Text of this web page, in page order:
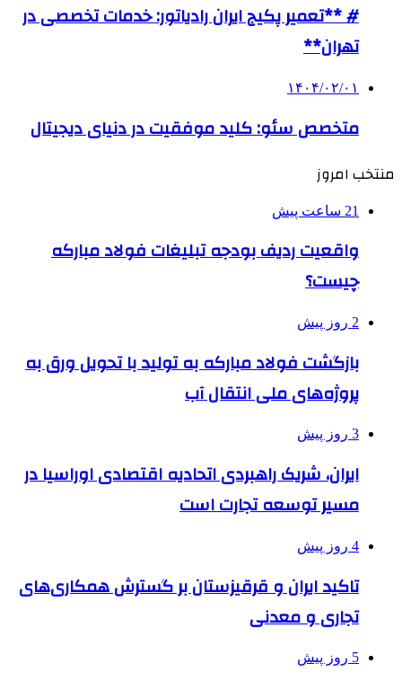
# **تعمیر پکیج ایران رادیاتور: خدمات تخصصی در
تهران**
۱۴۰۴/۰۲/۰۱
متخصص سئو: کلید موفقیت در دنیای دیجیتال
منتخب امروز
21 ساعت پیش
واقعیت ردیف بودجه تبلیغات فولاد مبارکه
چیست؟
2 روز پیش
بازگشت فولاد مبارکه به تولید با تحویل ورق به
پروژه‌های ملی انتقال آب
3 روز پیش
ایران، شریک راهبردی اتحادیه اقتصادی اوراسیا در
مسیر توسعه تجارت است
4 روز پیش
تاکید ایران و قرقیزستان بر گسترش همکاری‌های
تجاری و معدنی
5 روز پیش